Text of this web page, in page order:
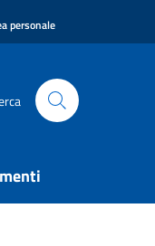
personale